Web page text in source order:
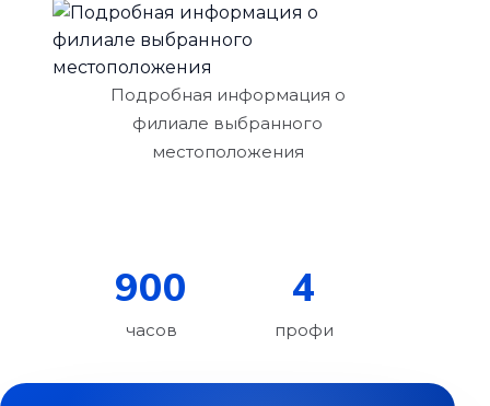
Подробная информация о
филиале выбранного
местоположения
900
часов
4
профи